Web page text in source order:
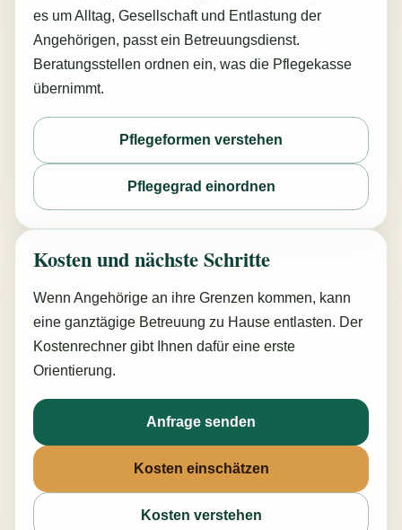
es um Alltag, Gesellschaft und Entlastung der
Angehörigen, passt ein Betreuungsdienst.
Beratungsstellen ordnen ein, was die Pflegekasse
übernimmt.
Pflegeformen verstehen
Pflegegrad einordnen
Kosten und nächste Schritte
Wenn Angehörige an ihre Grenzen kommen, kann
eine ganztägige Betreuung zu Hause entlasten. Der
Kostenrechner gibt Ihnen dafür eine erste
Orientierung.
Anfrage senden
Kosten einschätzen
Kosten verstehen